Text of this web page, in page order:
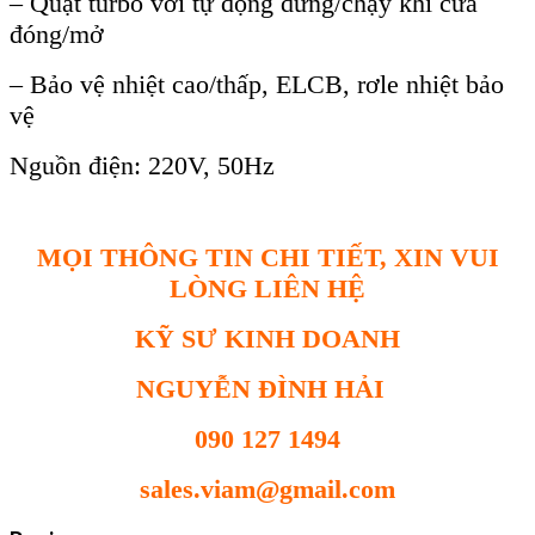
đóng/mở
– Bảo vệ nhiệt cao/thấp, ELCB, rơle nhiệt bảo
vệ
Nguồn điện: 220V, 50Hz
MỌI THÔNG TIN CHI TIẾT, XIN VUI
LÒNG LIÊN HỆ
KỸ SƯ KINH DOANH
NGUYỄN ĐÌNH HẢI
090 127 1494
sales.viam@gmail.com